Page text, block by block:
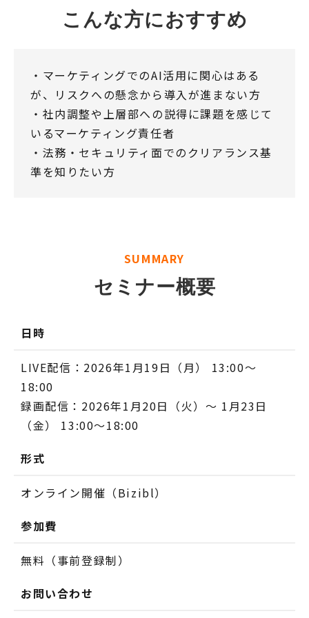
こんな方におすすめ
・マーケティングでのAI活用に関心はある
が、リスクへの懸念から導入が進まない方
・社内調整や上層部への説得に課題を感じて
いるマーケティング責任者
・法務・セキュリティ面でのクリアランス基
準を知りたい方
SUMMARY
セミナー概要
日時
LIVE配信：2026年1月19日（月） 13:00〜
18:00
録画配信：2026年1月20日（火）〜 1月23日
（金） 13:00〜18:00
形式
オンライン開催（Bizibl）
参加費
無料（事前登録制）
お問い合わせ